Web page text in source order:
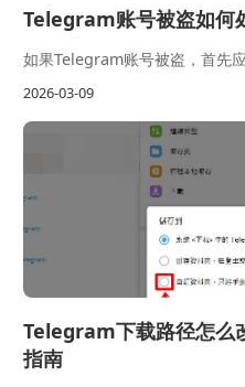
Telegram账号被盗如何
如果Telegram账号被盗，首先
2026-03-09
Telegram下载路径怎么
指南